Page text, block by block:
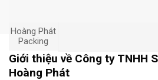
Hoàng Phát
Packing
Giới thiệu về Công ty TNHH
Hoàng Phát